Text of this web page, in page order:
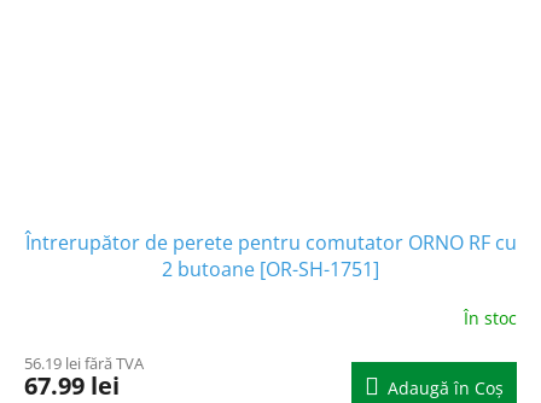
Întrerupător de perete pentru comutator ORNO RF cu
2 butoane [OR-SH-1751]
În stoc
56.19 lei fără TVA
67.99 lei Adaugă în Coş